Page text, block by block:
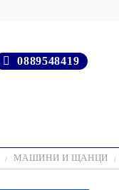
0889548419
МАШИНИ И ЩАНЦИ